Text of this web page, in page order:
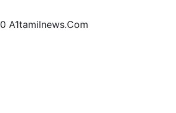
A1tamilnews.Com